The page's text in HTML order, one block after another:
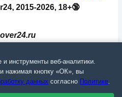
информационных
коммуникаций
номер: ЭЛ №
2015-2026, 18+🔞
инструменты веб-аналитики.
нажимая кнопку «ОК», вы
данных согласно Политике.